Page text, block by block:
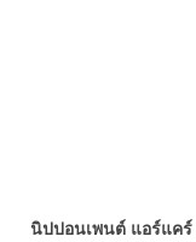
นิปปอนเพนต์ แอร์แคร์